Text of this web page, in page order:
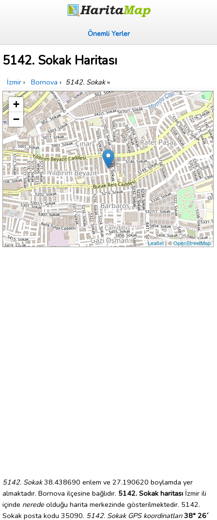
Önemli Yerler
5142. Sokak Haritası
İzmir › Bornova › 5142. Sokak»
+
−
Leaflet| ©OpenStreetMap
5142. Sokak38.438690 enlem ve 27.190620 boylamda yer
almaktadır. Bornova ilçesine bağlıdır. 5142. Sokak haritası İzmir ili
içinde nerede olduğu harita merkezinde gösterilmektedir. 5142.
Sokak posta kodu 35090. 5142. Sokak GPS koordinatları 38° 26´